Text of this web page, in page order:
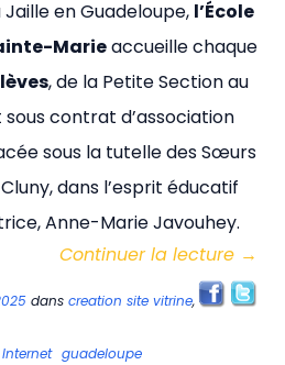
en Guadeloupe, l’École
Marieaccueille chaque
, de la Petite Section au
contrat d’association
sous la tutelle des Sœurs
dans l’esprit éducatif
Anne-Marie Javouhey.
Continuer la lecture →
dans creation site vitrine,
guadeloupe